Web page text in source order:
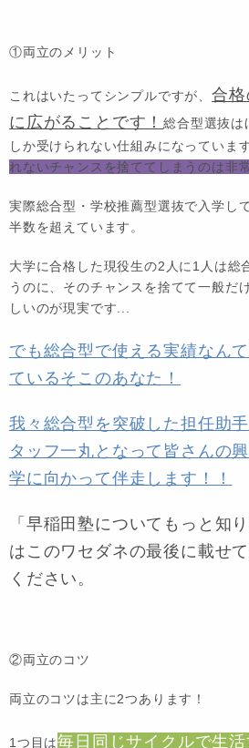
①両立のメリット
これはいたってシンプルですが、 合
に広がることです！総合型選抜は
しか受けられない仕組みになっていま
れないチャンスを捨ててしまうのは非
実際総合型・学校推薦型選抜で入学し
半数を超えています。
大学に合格した現役生の2人に1人は総
うのに、そのチャンスを捨てて一般だ
しいのが現実です...
でも総合型で使える実績なん
ているそこのあなた！
我々総合型を突破した担任助
タッフ一丸となって皆さんの
学に向かって伴走します！！
「早稲田塾についてもっと知
はこのワセダネの最後に載せ
ください。
②両立のコツ
両立のコツは主に2つあります！
1つ目は毎日同じサイクルで生活